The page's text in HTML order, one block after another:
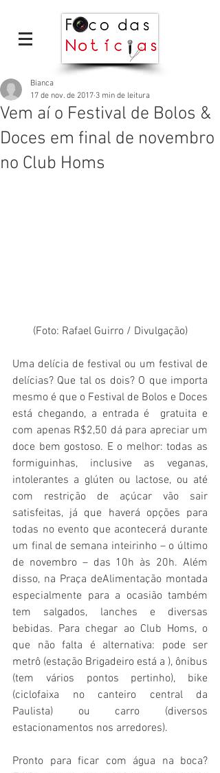
Vem aí o Festival de Bolos &
Doces em final de novembro
no Club Homs
Bianca
17 de nov. de 2017 3 min de leitura
(Foto: Rafael Guirro / Divulgação)
Uma delícia de festival ou um festival de
delícias? Que tal os dois? O que importa
mesmo é que o Festival de Bolos e Doces
está chegando, a entrada é  gratuita e
com apenas R$2,50 dá para apreciar um
doce bem gostoso. E o melhor: todas as
formiguinhas, inclusive as veganas,
intolerantes a glúten ou lactose, ou até
com restrição de açúcar vão sair
satisfeitas, já que haverá opções para
todas no evento que acontecerá durante
um final de semana inteirinho – o último
de novembro – das 10h às 20h. Além
disso, na Praça deAlimentação montada
especialmente para a ocasião também
tem salgados, lanches e diversas
bebidas. Para chegar ao Club Homs, o
que não falta é alternativa: pode ser
metrô (estação Brigadeiro está a ), ônibus
(tem vários pontos pertinho), bike
(ciclofaixa no canteiro central da
Paulista) ou carro (diversos
estacionamentos nos arredores).
Pronto para ficar com água na boca?